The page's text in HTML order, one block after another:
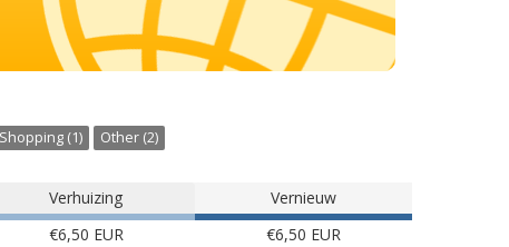
Shopping (1) Other (2)
Verhuizing Vernieuw
€6,50 EUR €6,50 EUR